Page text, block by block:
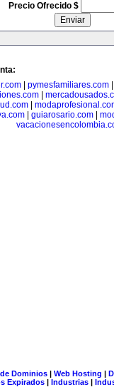
Precio Ofrecido $
| pymesfamiliares.com
|
|
| guiarosario.com|
Dominios| Web Hosting |
Expirados | Industrias |